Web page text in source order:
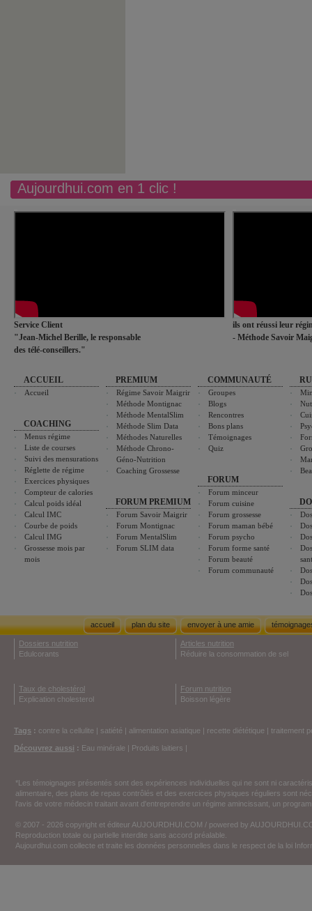
Aujourdhui.com en 1 clic !
Service Client
"Jean-Michel Berille, le responsable
des télé-conseillers."
ils ont réussi leur
- Méthode Savoir
ACCUEIL
Accueil
COACHING
Menus régime
Liste de courses
Suivi des mensurations
Réglette de régime
Exercices physiques
Compteur de calories
Calcul poids idéal
Calcul IMC
Courbe de poids
Calcul IMG
Grossesse mois par
mois
PREMIUM
Régime Savoir Maigrir
Méthode Montignac
Méthode MentalSlim
Méthode Slim Data
Méthodes Naturelles
Méthode Chrono-
Géno-Nutrition
Coaching Grossesse
FORUM PREMIUM
Forum Savoir Maigrir
Forum Montignac
Forum MentalSlim
Forum SLIM data
COMMUNAUTÉ
Groupes
Blogs
Rencontres
Bons plans
Témoignages
Quiz
FORUM
Forum minceur
Forum cuisine
Forum grossesse
Forum maman bébé
Forum psycho
Forum forme santé
Forum beauté
Forum communauté
accueil plan du site envoyer à une amie
Dossiers nutrition
Edulcorants
Articles nutrition
Réduire la consommation de sel
Taux de cholestérol
Explication cholesterol
Forum nutrition
Boisson légère
Tags : contre la cellulite | satiété | alimentation asiatique | recette diététique | traitement
Découvrez aussi : Eau minérale | Produits laitiers |
*Les témoignages présentés sont des expériences individuelles qui ne sont ni
alimentaire, des plans de repas contrôlés et des exercices physiques réguliers sont
l'avis de votre médecin traitant avant d'entreprendre un régime amincissant, un
© 2007 - 2026 copyright et éditeur AUJOURDHUI.COM / powered by
Reproduction totale ou partielle interdite sans accord préalable.
Aujourdhui.com collecte et traite les données personnelles dans le respect de la loi